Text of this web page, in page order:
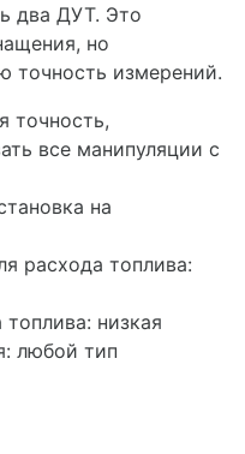
два ДУТ. Это
но
точность измерений.
точность,
все манипуляции с
на
расхода топлива:
топлива: низкая
любой тип